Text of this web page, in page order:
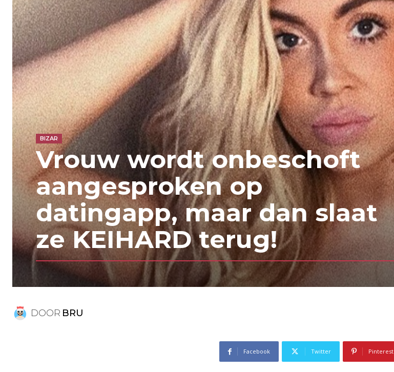
BIZAR
Vrouw wordt onbeschoft
aangesproken op
datingapp, maar dan slaat
ze KEIHARD terug!
DOOR BRU
Facebook Twitter Pinterest